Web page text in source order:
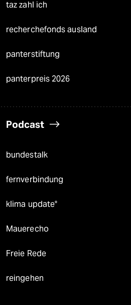
taz zahl ich
recherchefonds ausland
panterstiftung
panterpreis 2026
Podcast
bundestalk
fernverbindung
klima update°
Mauerecho
Freie Rede
reingehen